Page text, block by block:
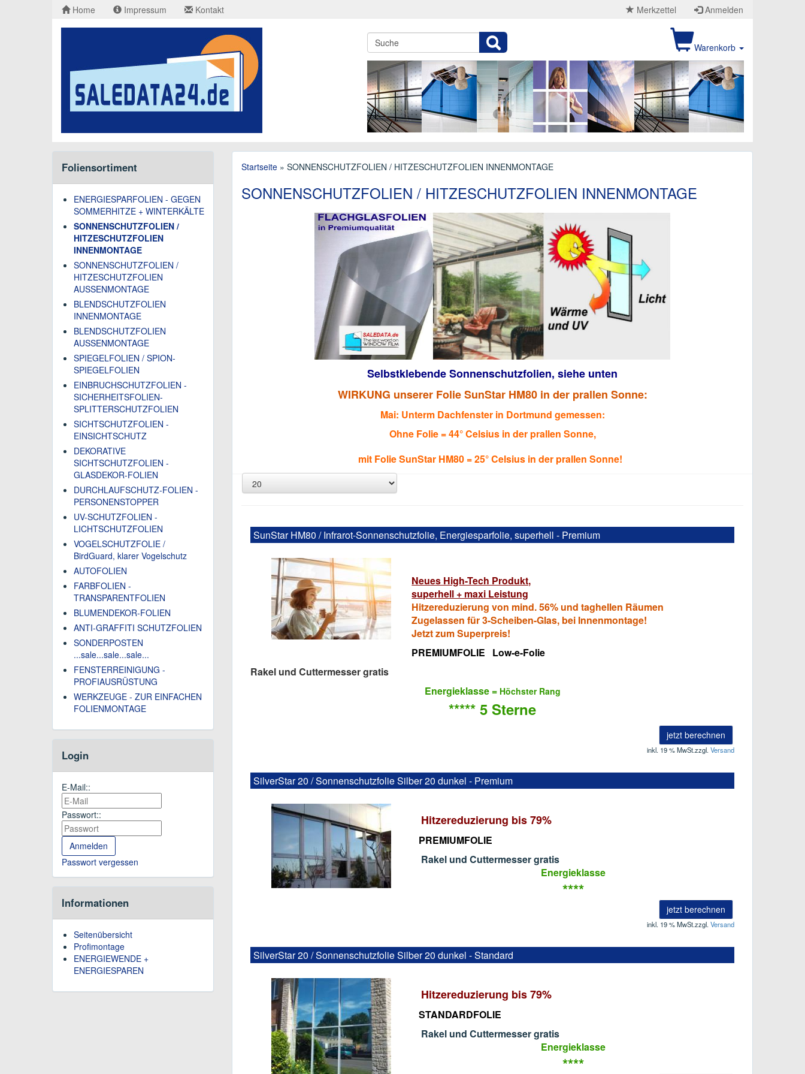
Home Impressum Kontakt Merkzettel Anmelden
Warenkorb
Startseite » SONNENSCHUTZFOLIEN / HITZESCHUTZFOLIEN INNENMONTAGE
SONNENSCHUTZFOLIEN / HITZESCHUTZFOLIEN INNENMONTAGE
Selbstklebende Sonnenschutzfolien, siehe unten
WIRKUNG unserer Folie SunStar HM80 in der prallen Sonne:
Mai: Unterm Dachfenster in Dortmund gemessen:
Ohne Folie = 44° Celsius in der prallen Sonne,
mit Folie SunStar HM80 = 25° Celsius in der prallen Sonne!
SunStar HM80 / Infrarot-Sonnenschutzfolie, Energiesparfolie, superhell - Premium
Neues High-Tech Produkt,
superhell + maxi Leistung
Hitzereduzierung von mind. 56% und taghellen Räumen
Zugelassen für 3-Scheiben-Glas, bei Innenmontage!
Jetzt zum Superpreis!
PREMIUMFOLIE Low-e-Folie
Rakel und Cuttermesser gratis
Energieklasse = Höchster Rang
***** 5 Sterne
jetzt berechnen
inkl. 19 % MwSt.zzgl. Versand
SilverStar 20 / Sonnenschutzfolie Silber 20 dunkel - Premium
Hitzereduzierung bis 79%
PREMIUMFOLIE
Rakel und Cuttermesser gratis
Energieklasse
****
jetzt berechnen
inkl. 19 % MwSt.zzgl. Versand
SilverStar 20 / Sonnenschutzfolie Silber 20 dunkel - Standard
Hitzereduzierung bis 79%
STANDARDFOLIE
Rakel und Cuttermesser gratis
Energieklasse
****
Foliensortiment
ENERGIESPARFOLIEN - GEGEN
SOMMERHITZE + WINTERKÄLTE
SONNENSCHUTZFOLIEN /
HITZESCHUTZFOLIEN
INNENMONTAGE
SONNENSCHUTZFOLIEN /
HITZESCHUTZFOLIEN
AUSSENMONTAGE
BLENDSCHUTZFOLIEN
INNENMONTAGE
BLENDSCHUTZFOLIEN
AUSSENMONTAGE
SPIEGELFOLIEN / SPION-
SPIEGELFOLIEN
EINBRUCHSCHUTZFOLIEN -
SICHERHEITSFOLIEN-
SPLITTERSCHUTZFOLIEN
SICHTSCHUTZFOLIEN -
EINSICHTSCHUTZ
DEKORATIVE
SICHTSCHUTZFOLIEN -
GLASDEKOR-FOLIEN
DURCHLAUFSCHUTZ-FOLIEN -
PERSONENSTOPPER
UV-SCHUTZFOLIEN -
LICHTSCHUTZFOLIEN
VOGELSCHUTZFOLIE /
BirdGuard, klarer Vogelschutz
AUTOFOLIEN
FARBFOLIEN -
TRANSPARENTFOLIEN
BLUMENDEKOR-FOLIEN
ANTI-GRAFFITI SCHUTZFOLIEN
SONDERPOSTEN
...sale...sale...sale...
FENSTERREINIGUNG -
PROFIAUSRÜSTUNG
WERKZEUGE - ZUR EINFACHEN
FOLIENMONTAGE
Login
E-Mail::
Passwort::
Passwort vergessen
Informationen
Seitenübersicht
Profimontage
ENERGIEWENDE +
ENERGIESPAREN